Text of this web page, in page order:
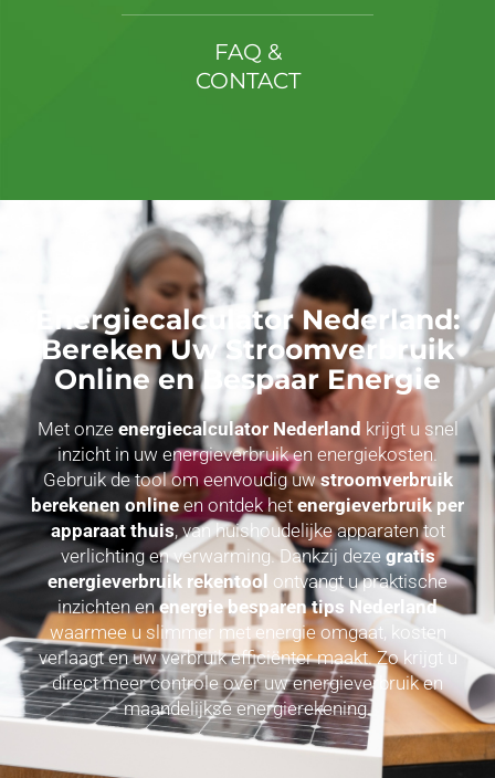
FAQ &
CONTACT
Energiecalculator Nederland:
Bereken Uw Stroomverbruik
Online en Bespaar Energie
Met onze energiecalculator Nederland krijgt u snel
inzicht in uw energieverbruik en energiekosten.
Gebruik de tool om eenvoudig uwstroomverbruik
berekenen online en ontdek hetenergieverbruik per
apparaat thuis, van huishoudelijke apparaten tot
verlichting en verwarming. Dankzij deze gratis
energieverbruik rekentool ontvangt u praktische
inzichten enenergie besparen tips Nederland
waarmee u slimmer met energie omgaat, kosten
verlaagt en uw verbruik efficiënter maakt. Zo krijgt u
direct meer controle over uw energieverbruik en
maandelijkse energierekening.